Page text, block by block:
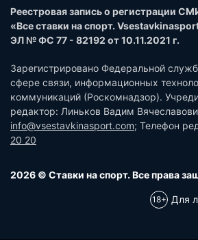
Реестровая запись о регистрации
«Все ставки на спорт.
ЭЛ № ФС 77 - 82192 от 10.11.2021 г.
Зарегистрировано Федеральной
сфере связи, информационных
коммуникаций (Роскомнадзор).
редактор: Линьков Вадим
info@vsestavkinasport.com; Телефон
20 20
2026 © Ставки на спорт. Все права
Для